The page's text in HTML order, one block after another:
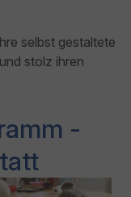
selbst gestaltete
stolz ihren
-
version